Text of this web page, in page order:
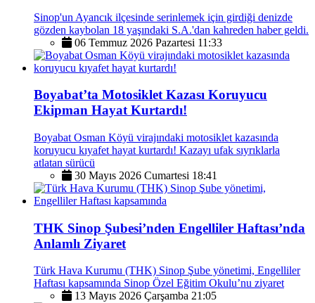
Sinop'un Ayancık ilçesinde serinlemek için girdiği denizde
gözden kaybolan 18 yaşındaki S.A.'dan kahreden haber geldi.
06 Temmuz 2026 Pazartesi 11:33
Boyabat’ta Motosiklet Kazası Koruyucu
Ekipman Hayat Kurtardı!
Boyabat Osman Köyü virajındaki motosiklet kazasında
koruyucu kıyafet hayat kurtardı! Kazayı ufak sıyrıklarla
atlatan sürücü
30 Mayıs 2026 Cumartesi 18:41
THK Sinop Şubesi’nden Engelliler Haftası’nda
Anlamlı Ziyaret
Türk Hava Kurumu (THK) Sinop Şube yönetimi, Engelliler
Haftası kapsamında Sinop Özel Eğitim Okulu’nu ziyaret
13 Mayıs 2026 Çarşamba 21:05